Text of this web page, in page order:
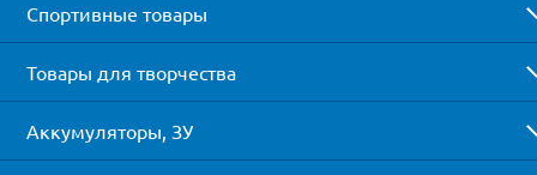
Спортивные товары
Товары для творчества
Аккумуляторы, ЗУ